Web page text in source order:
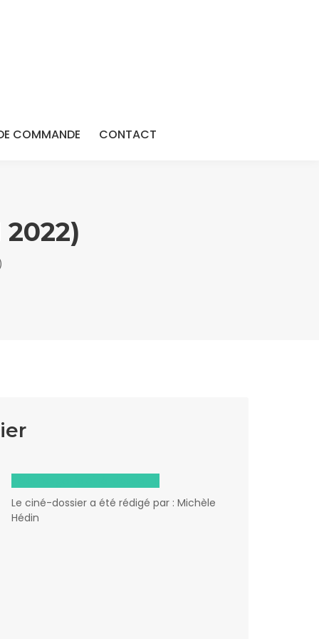
COMMANDE CONTACT
2022)
Le ciné-dossier a été rédigé par : Michèle
Hédin